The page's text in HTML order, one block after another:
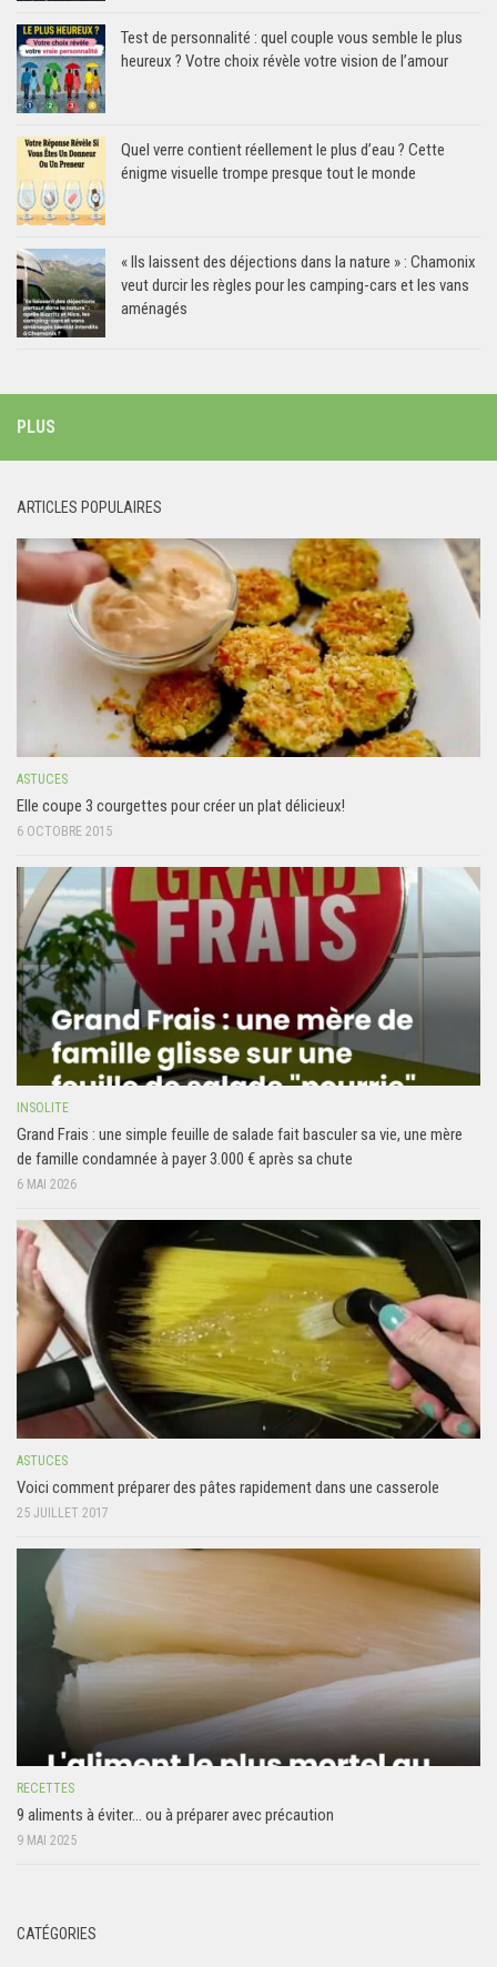
Test de personnalité : quel couple vous semble le plus
heureux ? Votre choix révèle votre vision de l’amour
Quel verre contient réellement le plus d’eau ? Cette
énigme visuelle trompe presque tout le monde
« Ils laissent des déjections dans la nature » : Chamonix
veut durcir les règles pour les camping-cars et les vans
aménagés
PLUS
ARTICLES POPULAIRES
ASTUCES
Elle coupe 3 courgettes pour créer un plat délicieux!
6 OCTOBRE 2015
INSOLITE
Grand Frais : une simple feuille de salade fait basculer sa vie, une mère
de famille condamnée à payer 3.000 € après sa chute
6 MAI 2026
ASTUCES
Voici comment préparer des pâtes rapidement dans une casserole
25 JUILLET 2017
RECETTES
9 aliments à éviter… ou à préparer avec précaution
9 MAI 2025
CATÉGORIES